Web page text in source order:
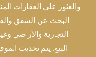
والعثور على العقارات
البحث عن الشقق
التجارية والأراضي
البيع. يتم تحديث